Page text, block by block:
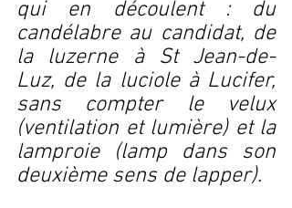
qui en découlent : du
candélabre au candidat, de
la luzerne à St Jean-de-
Luz, de la luciole à Lucifer,
sans compter le velux
(ventilation et lumière) et la
lamproie (lamp dans son
deuxième sens de lapper).